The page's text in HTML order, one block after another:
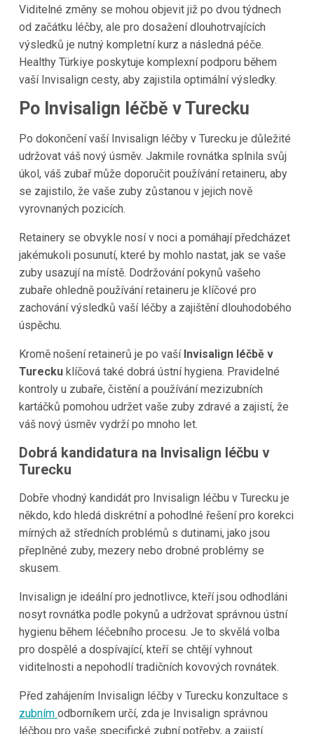
Viditelné změny se mohou objevit již po dvou týdnech
od začátku léčby, ale pro dosažení dlouhotrvajících
výsledků je nutný kompletní kurz a následná péče.
Healthy Türkiye poskytuje komplexní podporu během
vaší Invisalign cesty, aby zajistila optimální výsledky.
Po Invisalign léčbě v Turecku
Po dokončení vaší Invisalign léčby v Turecku je důležité
udržovat váš nový úsměv. Jakmile rovnátka splnila svůj
úkol, váš zubař může doporučit používání retaineru, aby
se zajistilo, že vaše zuby zůstanou v jejich nově
vyrovnaných pozicích.
Retainery se obvykle nosí v noci a pomáhají předcházet
jakémukoli posunutí, které by mohlo nastat, jak se vaše
zuby usazují na místě. Dodržování pokynů vašeho
zubaře ohledně používání retaineru je klíčové pro
zachování výsledků vaší léčby a zajištění dlouhodobého
úspěchu.
Kromě nošení retainerů je po vaší Invisalign léčbě v
Tureckuklíčová také dobrá ústní hygiena. Pravidelné
kontroly u zubaře, čistění a používání mezizubních
kartáčků pomohou udržet vaše zuby zdravé a zajistí, že
váš nový úsměv vydrží po mnoho let.
Dobrá kandidatura na Invisalign léčbu v
Turecku
Dobře vhodný kandidát pro Invisalign léčbu v Turecku je
někdo, kdo hledá diskrétní a pohodlné řešení pro korekci
mírných až středních problémů s dutinami, jako jsou
přeplněné zuby, mezery nebo drobné problémy se
skusem.
Invisalign je ideální pro jednotlivce, kteří jsou odhodláni
nosyt rovnátka podle pokynů a udržovat správnou ústní
hygienu během léčebního procesu. Je to skvělá volba
pro dospělé a dospívající, kteří se chtějí vyhnout
viditelnosti a nepohodlí tradičních kovových rovnátek.
Před zahájením Invisalign léčby v Turecku konzultace s
zubním odborníkem určí, zda je Invisalign správnou
léčbou pro vaše specifické zubní potřeby, a zajistí